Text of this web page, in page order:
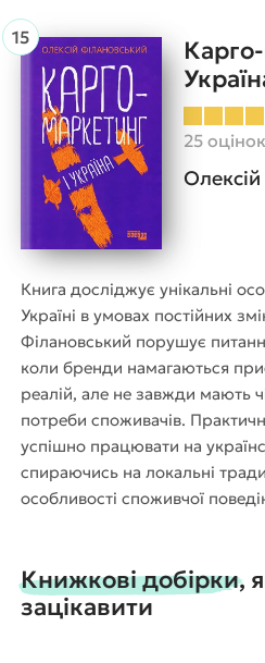
25 оцінок
Книга досліджує унікальні
Україні в умовах постійних
Філановський порушує
коли бренди намагаються
реалій, але не завжди мають
потреби споживачів.
успішно працювати на
спираючись на локальні
особливості споживчої
Книжкові добірки,
зацікавити